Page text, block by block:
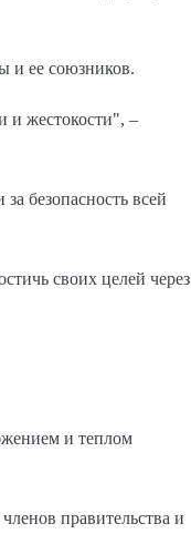
и ее союзников.
и жестокости", –
безопасность всей
своих целей через
и теплом
правительства и